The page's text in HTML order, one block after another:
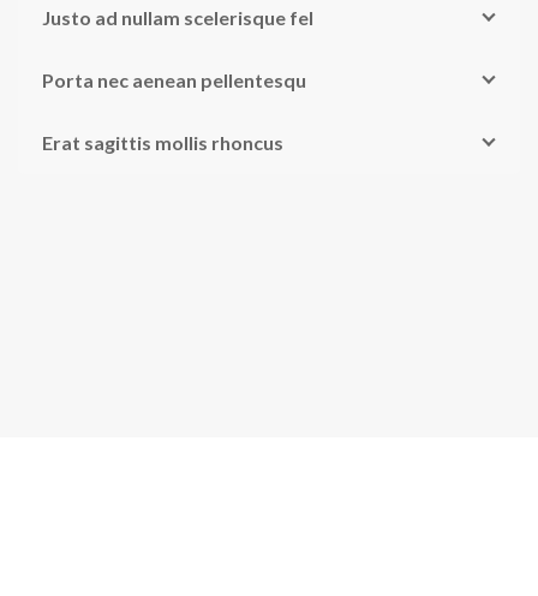
Justo ad nullam scelerisque fel
Porta nec aenean pellentesqu
Erat sagittis mollis rhoncus